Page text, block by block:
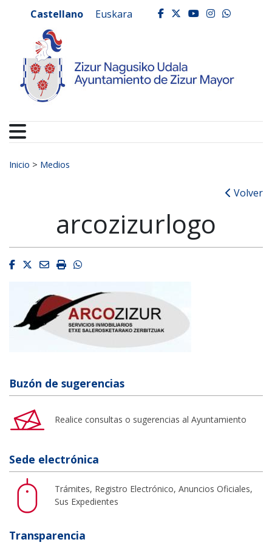
Ayuntamiento de
Castellano Euskara facebook
twitter
youtube
Buscar:
Inicio > Medios
Volver
arcozizurlogo
Facebook
Twitter
EmailImprimirWhatsapp
Buzón de sugerencias
Realice consultas o sugerencias al Ayuntamiento
Sede electrónica
Trámites, Registro Electrónico, Anuncios Oficiales,
Sus Expedientes
Transparencia